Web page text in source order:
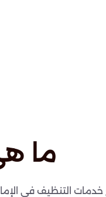
ما
التنظيف في